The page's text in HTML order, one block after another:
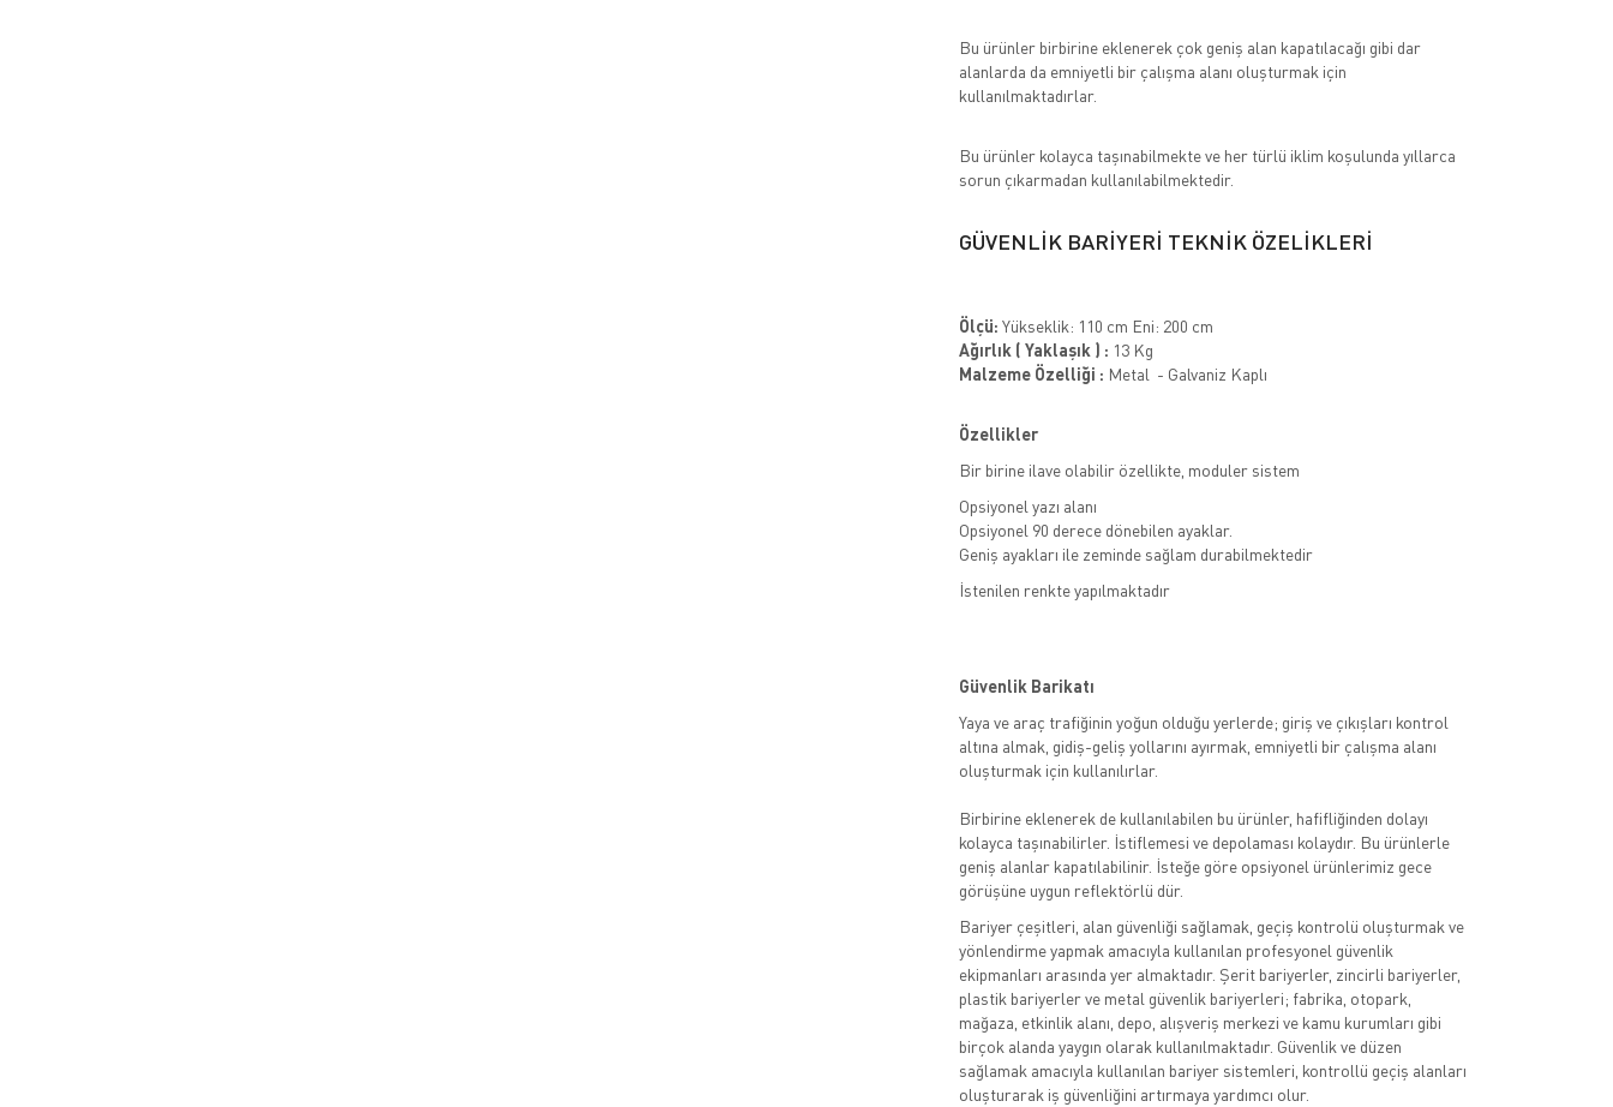
Bu ürünler birbirine eklenerek çok geniş alan kapatılacağı gibi dar
alanlarda da emniyetli bir çalışma alanı oluşturmak için
kullanılmaktadırlar.
Bu ürünler kolayca taşınabilmekte ve her türlü iklim koşulunda yıllarca
sorun çıkarmadan kullanılabilmektedir.
GÜVENLİK BARİYERİ TEKNİK ÖZELİKLERİ
Ölçü: Yükseklik: 110 cm Eni: 200 cm
Ağırlık ( Yaklaşık ) : 13 Kg
Malzeme Özelliği : Metal - Galvaniz Kaplı
Özellikler
Bir birine ilave olabilir özellikte, moduler sistem
Opsiyonel yazı alanı
Opsiyonel 90 derece dönebilen ayaklar.
Geniş ayakları ile zeminde sağlam durabilmektedir
İstenilen renkte yapılmaktadır
Güvenlik Barikatı
Yaya ve araç trafiğinin yoğun olduğu yerlerde; giriş ve çıkışları kontrol
altına almak, gidiş-geliş yollarını ayırmak, emniyetli bir çalışma alanı
oluşturmak için kullanılırlar.
Birbirine eklenerek de kullanılabilen bu ürünler, hafifliğinden dolayı
kolayca taşınabilirler. İstiflemesi ve depolaması kolaydır. Bu ürünlerle
geniş alanlar kapatılabilinir. İsteğe göre opsiyonel ürünlerimiz gece
görüşüne uygun reflektörlü dür.
Bariyer çeşitleri, alan güvenliği sağlamak, geçiş kontrolü oluşturmak ve
yönlendirme yapmak amacıyla kullanılan profesyonel güvenlik
ekipmanları arasında yer almaktadır. Şerit bariyerler, zincirli bariyerler,
plastik bariyerler ve metal güvenlik bariyerleri; fabrika, otopark,
mağaza, etkinlik alanı, depo, alışveriş merkezi ve kamu kurumları gibi
birçok alanda yaygın olarak kullanılmaktadır. Güvenlik ve düzen
sağlamak amacıyla kullanılan bariyer sistemleri, kontrollü geçiş alanları
oluşturarak iş güvenliğini artırmaya yardımcı olur.